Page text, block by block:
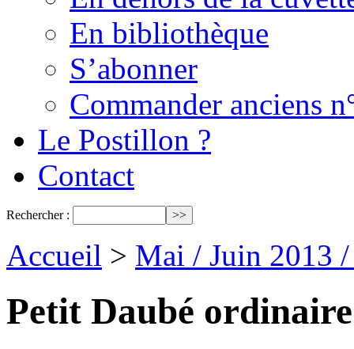
En bibliothèque
S’abonner
Commander anciens
Le Postillon ?
Contact
Rechercher :
Accueil > Mai / Juin 2013
Petit Daubé ordinaire